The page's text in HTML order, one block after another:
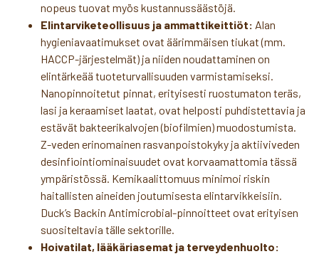
nopeus tuovat myös kustannussäästöjä.
Elintarviketeollisuus ja ammattikeittiöt: Alan
hygieniavaatimukset ovat äärimmäisen tiukat (mm.
HACCP-järjestelmät) ja niiden noudattaminen on
elintärkeää tuoteturvallisuuden varmistamiseksi.
Nanopinnoitetut pinnat, erityisesti ruostumaton teräs,
lasi ja keraamiset laatat, ovat helposti puhdistettavia ja
estävät bakteerikalvojen (biofilmien) muodostumista.
Z-veden erinomainen rasvanpoistokyky ja aktiiviveden
desinfiointiominaisuudet ovat korvaamattomia tässä
ympäristössä. Kemikaalittomuus minimoi riskin
haitallisten aineiden joutumisesta elintarvikkeisiin.
Duck’s Backin Antimicrobial-pinnoitteet ovat erityisen
suositeltavia tälle sektorille.
Hoivatilat, lääkäriasemat ja terveydenhuolto: